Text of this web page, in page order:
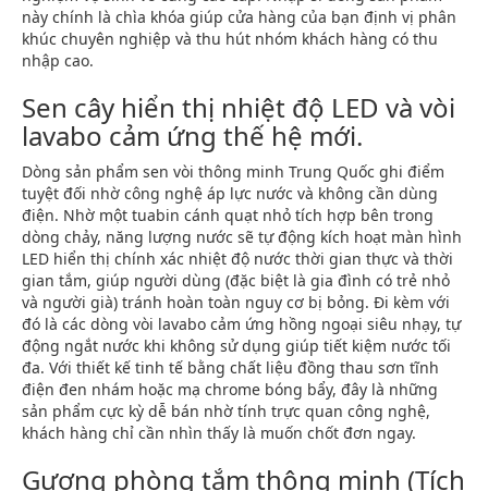
này chính là chìa khóa giúp cửa hàng của bạn định vị phân
khúc chuyên nghiệp và thu hút nhóm khách hàng có thu
nhập cao.
Sen cây hiển thị nhiệt độ LED và vòi
lavabo cảm ứng thế hệ mới.
Dòng sản phẩm sen vòi thông minh Trung Quốc ghi điểm
tuyệt đối nhờ công nghệ áp lực nước và không cần dùng
điện. Nhờ một tuabin cánh quạt nhỏ tích hợp bên trong
dòng chảy, năng lượng nước sẽ tự động kích hoạt màn hình
LED hiển thị chính xác nhiệt độ nước thời gian thực và thời
gian tắm, giúp người dùng (đặc biệt là gia đình có trẻ nhỏ
và người già) tránh hoàn toàn nguy cơ bị bỏng. Đi kèm với
đó là các dòng vòi lavabo cảm ứng hồng ngoại siêu nhạy, tự
động ngắt nước khi không sử dụng giúp tiết kiệm nước tối
đa. Với thiết kế tinh tế bằng chất liệu đồng thau sơn tĩnh
điện đen nhám hoặc mạ chrome bóng bẩy, đây là những
sản phẩm cực kỳ dễ bán nhờ tính trực quan công nghệ,
khách hàng chỉ cần nhìn thấy là muốn chốt đơn ngay.
Gương phòng tắm thông minh (Tích